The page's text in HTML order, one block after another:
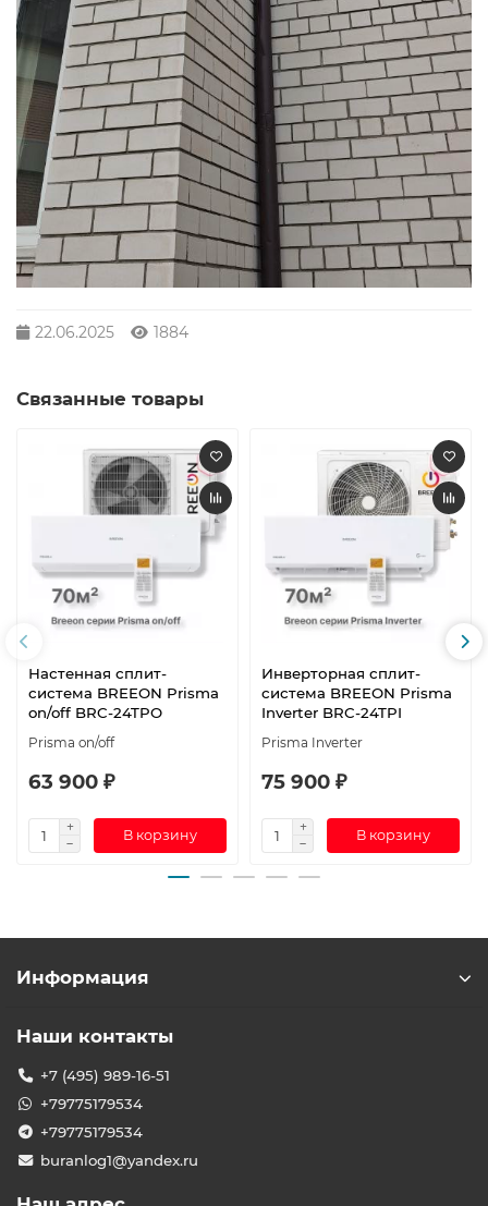
22.06.2025 1884
Связанные товары
Настенная сплит-
система BREEON Prisma
on/off BRC-24TPO
Prisma on/off
63 900 ₽
В корзину
Инверторная сплит-
система BREEON Prisma
Inverter BRC-24TPI
Prisma Inverter
75 900 ₽
В корзину
Информация
Наши контакты
+7 (495) 989-16-51
+79775179534
+79775179534
buranlog1@yandex.ru